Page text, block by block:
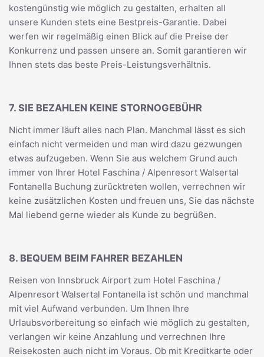
kostengünstig wie möglich zu gestalten, erhalten all
unsere Kunden stets eine Bestpreis-Garantie. Dabei
werfen wir regelmäßig einen Blick auf die Preise der
Konkurrenz und passen unsere an. Somit garantieren wir
Ihnen stets das beste Preis-Leistungsverhältnis.
7. SIE BEZAHLEN KEINE STORNOGEBÜHR
Nicht immer läuft alles nach Plan. Manchmal lässt es sich
einfach nicht vermeiden und man wird dazu gezwungen
etwas aufzugeben. Wenn Sie aus welchem Grund auch
immer von Ihrer Hotel Faschina / Alpenresort Walsertal
Fontanella Buchung zurücktreten wollen, verrechnen wir
keine zusätzlichen Kosten und freuen uns, Sie das nächste
Mal liebend gerne wieder als Kunde zu begrüßen.
8. BEQUEM BEIM FAHRER BEZAHLEN
Reisen von Innsbruck Airport zum Hotel Faschina /
Alpenresort Walsertal Fontanella ist schön und manchmal
mit viel Aufwand verbunden. Um Ihnen Ihre
Urlaubsvorbereitung so einfach wie möglich zu gestalten,
verlangen wir keine Anzahlung und verrechnen Ihre
Reisekosten auch nicht im Voraus. Ob mit Kreditkarte oder